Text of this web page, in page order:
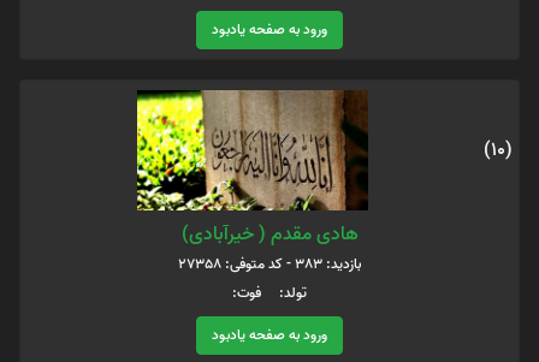
ورود به صفحه یادبود
(10)
هادی مقدم ( خیرآبادی)
بازدید: 383 - کد متوفی: 27358
تولد: فوت:
ورود به صفحه یادبود